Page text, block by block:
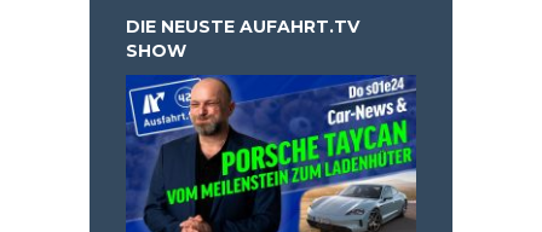
DIE NEUSTE AUFAHRT.TV
SHOW